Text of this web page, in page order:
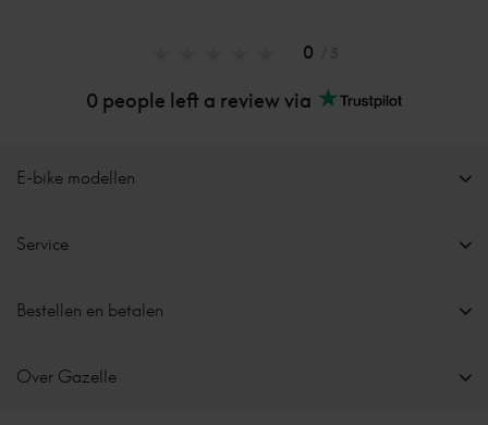
0
0 people left a review via
E-bike modellen
Service
Bestellen en betalen
Over Gazelle